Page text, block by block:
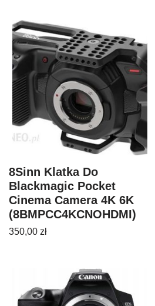
8Sinn Klatka Do
Blackmagic Pocket
Cinema Camera 4K 6K
(8BMPCC4KCNOHDMI)
350,00zł